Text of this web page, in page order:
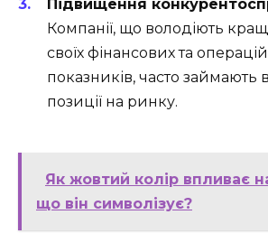
Підвищення
Компанії, що володіють
своїх фінансових та
показників, часто займають
позиції на ринку.
Як жовтий колір впливає
що він символізує?